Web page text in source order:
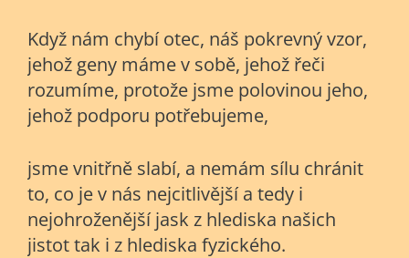
Když nám chybí otec, náš pokrevný vzor,
jehož geny máme v sobě, jehož řeči
rozumíme, protože jsme polovinou jeho,
jehož podporu potřebujeme,
jsme vnitřně slabí, a nemám sílu chránit
to, co je v nás nejcitlivější a tedy i
nejohroženější jask z hlediska našich
jistot tak i z hlediska fyzického.